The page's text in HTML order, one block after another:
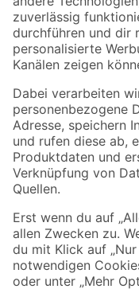
Zur Newsletter
Folge uns
Zahlungsarten
Sicher einkaufen
Jetzt die toom-App